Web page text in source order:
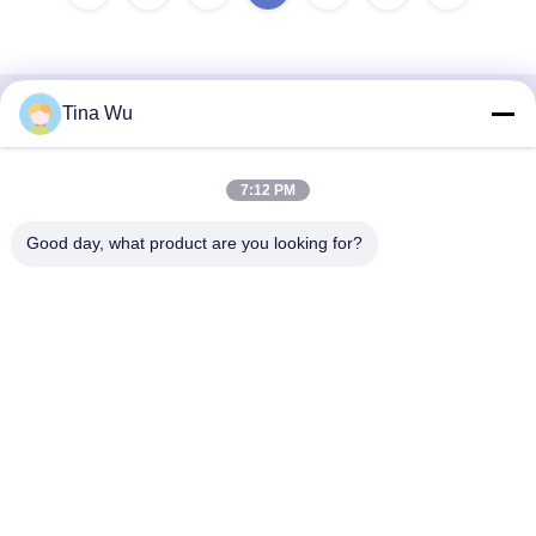
Contato rápido
Zona de Gestão Songgang Shiquan, cidade de Shishan,
Tina Wu
7:12 PM
Good day, what product are you looking for?